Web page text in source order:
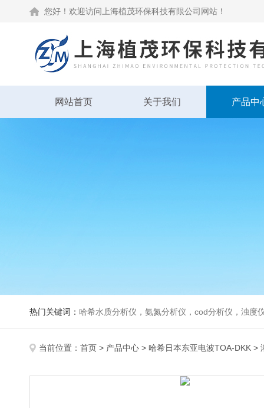
您好！欢迎访问上海植茂环保科技有限公司网站！
网站首页 关于我们 产品中
热门关键词： 哈希水质分析仪，氨氮分析仪，cod分析仪，浊度
当前位置： 首页 > 产品中心 > 哈希日本东亚电波TOA-DKK >